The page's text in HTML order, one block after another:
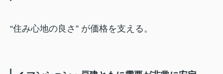
“住み心地の良さ” が価格を支える。